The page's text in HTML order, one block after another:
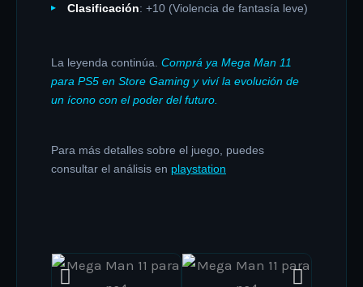
Clasificación: +10 (Violencia de fantasía leve)
La leyenda continúa. Comprá ya Mega Man 11
para PS5 en Store Gaming y viví la evolución de
un ícono con el poder del futuro.
Para más detalles sobre el juego, puedes
consultar el análisis en playstation